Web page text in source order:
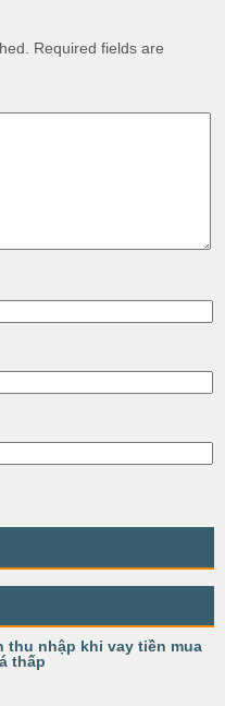
Required fields are
thu nhập khi vay tiền mua
thấp